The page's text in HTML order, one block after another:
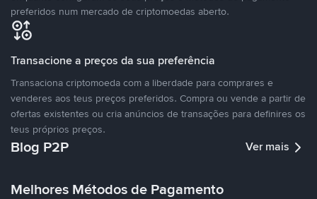
preferidos num mercado de criptomoedas aberto.
Transacione a preços da sua preferência
Transaciona criptomoeda com a liberdade para comprares e
venderes aos teus preços preferidos. Compra ou vende a partir de
ofertas existentes ou cria anúncios de transações para definires os
teus próprios preços.
Blog P2P Ver mais
Melhores Métodos de Pagamento